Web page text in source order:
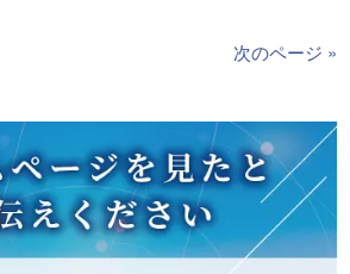
次のページ »